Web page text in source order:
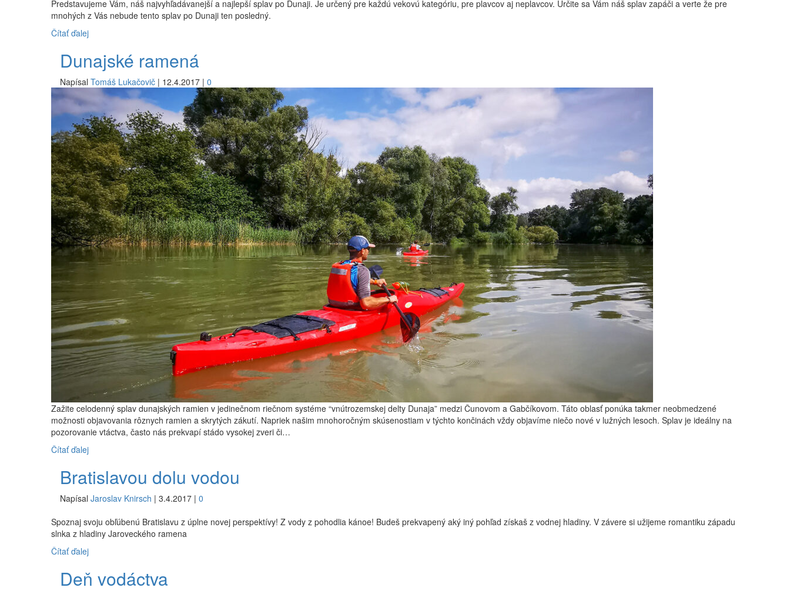
Predstavujeme Vám, náš najvyhľadávanejší a najlepší splav po Dunaji. Je určený pre každú vekovú kategóriu, pre plavcov aj neplavcov. Určite sa Vám náš splav zapáči a verte že pre
mnohých z Vás nebude tento splav po Dunaji ten posledný.
Čítať ďalej
Dunajské ramená
Napísal Tomáš Lukačovič | 12.4.2017 | 0
Zažite celodenný splav dunajských ramien v jedinečnom riečnom systéme “vnútrozemskej delty Dunaja” medzi Čunovom a Gabčíkovom. Táto oblasť ponúka takmer neobmedzené
možnosti objavovania rôznych ramien a skrytých zákutí. Napriek našim mnohoročným skúsenostiam v týchto končinách vždy objavíme niečo nové v lužných lesoch. Splav je ideálny na
pozorovanie vtáctva, často nás prekvapí stádo vysokej zveri či…
Čítať ďalej
Bratislavou dolu vodou
Napísal Jaroslav Knirsch | 3.4.2017 | 0
Spoznaj svoju obľúbenú Bratislavu z úplne novej perspektívy! Z vody z pohodlia kánoe! Budeš prekvapený aký iný pohľad získaš z vodnej hladiny. V závere si užijeme romantiku západu
slnka z hladiny Jaroveckého ramena
Čítať ďalej
Deň vodáctva